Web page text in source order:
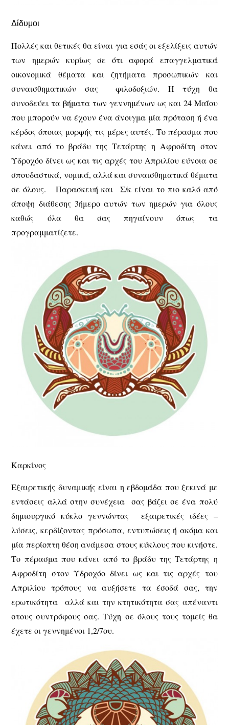
Δίδυμοι
Πολλές και θετικές θα είναι για εσάς οι εξελίξεις αυτών
των ημερών κυρίως σε ότι αφορά επαγγελματικά
οικονομικά θέματα και ζητήματα προσωπικών και
συναισθηματικών σας φιλοδοξιών. Η τύχη θα
συνοδεύει τα βήματα των γεννημένων ως και 24 Μαΐου
που μπορούν να έχουν ένα άνοιγμα μία πρόταση ή ένα
κέρδος όποιας μορφής τις μέρες αυτές. Το πέρασμα που
κάνει από το βράδυ της Τετάρτης η Αφροδίτη στον
Υδροχόο δίνει ως και τις αρχές του Απριλίου εύνοια σε
σπουδαστικά, νομικά, αλλά και συναισθηματικά θέματα
σε όλους. Παρασκευή και Σ/κ είναι το πιο καλό από
άποψη διάθεσης 3ήμερο αυτών των ημερών για όλους
καθώς όλα θα σας πηγαίνουν όπως τα
προγραμματίζετε.
Καρκίνος
Εξαιρετικής δυναμικής είναι η εβδομάδα που ξεκινά με
εντάσεις αλλά στην συνέχεια σας βάζει σε ένα πολύ
δημιουργικό κύκλο γεννώντας εξαιρετικές ιδέες –
λύσεις, κερδίζοντας πρόσωπα, εντυπώσεις ή ακόμα και
μία περίοπτη θέση ανάμεσα στους κύκλους που κινήστε.
Το πέρασμα που κάνει από το βράδυ της Τετάρτης η
Αφροδίτη στον Υδροχόο δίνει ως και τις αρχές του
Απριλίου τρόπους να αυξήσετε τα έσοδά σας, την
ερωτικότητα αλλά και την κτητικότητα σας απέναντι
στους συντρόφους σας. Τύχη σε όλους τους τομείς θα
έχετε οι γεννημένοι 1,2/7ου.